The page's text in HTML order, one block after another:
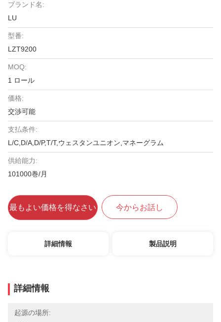
ブランド名:
LU
型番:
LZT9200
MOQ:
1 ロール
価格:
交渉可能
支払条件:
L/C,D/A,D/P,T/T,ウェスタンユニオン,マネーグラム
供給能力:
101000巻/月
最もよい価格を得なさい 今からお話し
詳細情報 製品説明
詳細情報
起源の場所: